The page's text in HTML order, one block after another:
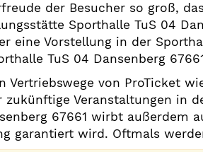
der Besucher so groß,
Sporthalle TuS 04
eine Vorstellung in der
TuS 04 Dansenberg
Vertriebswege von ProTicket
Veranstaltungen in
67661 wirbt
garantiert wird. Oftmals